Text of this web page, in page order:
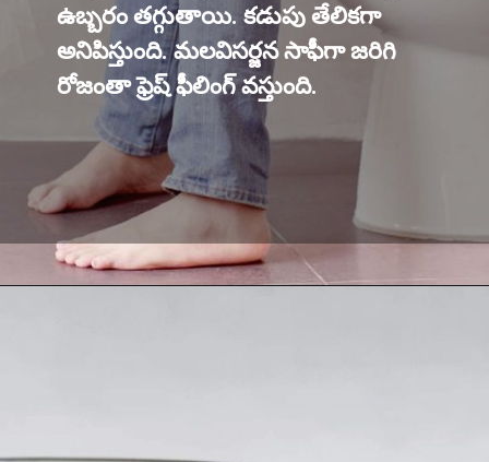
ఉబ్బరం తగ్గుతాయి. కడుపు తేలికగా
అనిపిస్తుంది. మలవిసర్జన సాఫీగా జరిగి